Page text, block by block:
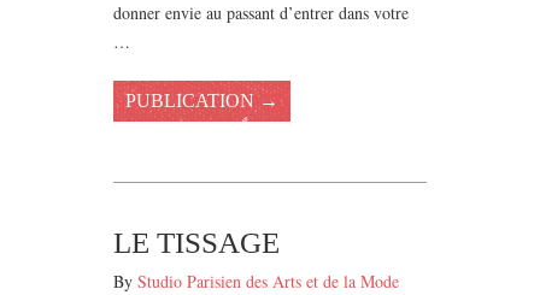
donner envie au passant d’entrer dans votre
…
PUBLICATION →
LE TISSAGE
By Studio Parisien des Arts et de la Mode